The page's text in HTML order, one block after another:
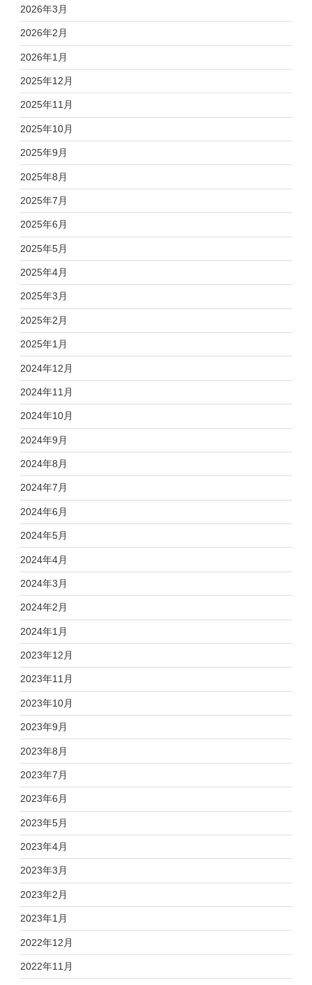
2026年3月
2026年2月
2026年1月
2025年12月
2025年11月
2025年10月
2025年9月
2025年8月
2025年7月
2025年6月
2025年5月
2025年4月
2025年3月
2025年2月
2025年1月
2024年12月
2024年11月
2024年10月
2024年9月
2024年8月
2024年7月
2024年6月
2024年5月
2024年4月
2024年3月
2024年2月
2024年1月
2023年12月
2023年11月
2023年10月
2023年9月
2023年8月
2023年7月
2023年6月
2023年5月
2023年4月
2023年3月
2023年2月
2023年1月
2022年12月
2022年11月